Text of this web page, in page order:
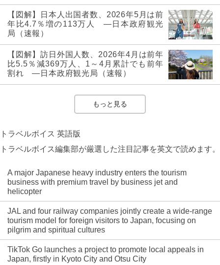
【図解】日本人出国者数、2026年5月は前
年比4.7％増の113万人 ―日本政府観光
局（速報）
【図解】訪日外国人数、2026年4月は前年
比5.5％減369万人、1～4月累計でも前年
割れ ―日本政府観光局（速報）
もっと見る
トラベルボイス 英語版
トラベルボイス編集部が厳選した注目記事を英文で読めます。
A major Japanese heavy industry enters the tourism
business with premium travel by business jet and
helicopter
JAL and four railway companies jointly create a wide-range
tourism model for foreign visitors to Japan, focusing on
pilgrim and spiritual cultures
TikTok Go launches a project to promote local appeals in
Japan, firstly in Kyoto City and Otsu City